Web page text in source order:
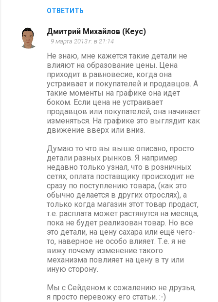
ОТВЕТИТЬ
Дмитрий Михайлов (Кеус)
9 марта 2013 г. в 21:14
Не знаю, мне кажется такие детали не
влияют на образование цены. Цена
приходит в равновесие, когда она
устраивает и покупателей и продавцов. А
такие моменты на графике она идет
боком. Если цена не устраивает
продавцов или покупателей, она начинает
изменяться. На графике это выглядит как
движение вверх или вниз.
Думаю то что вы выше описано, просто
детали разных рынков. Я например
недавно только узнал, что в розничных
сетях, оплата поставщику происходит не
сразу по поступлению товара, (как это
обычно делается в других отрослях), а
только когда магазин этот товар продаст,
т.е. расплата может растянутся на месяца,
пока не будет реализован товар. Но всё
это детали, на цену сахара или ещё чего-
то, наверное не особо влияет. Т.е. я не
вижу почему изменение такого
механизма повлияет на цену в ту или
иную сторону.
Мы с Сейденом к сожалению не друзья,
я просто перевожу его статьи. :-)